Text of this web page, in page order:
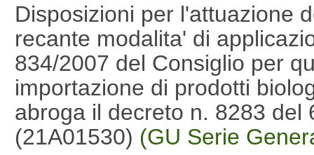
Disposizioni per l'attuazione
recante modalita' di
834/2007 del Consiglio per
importazione di prodotti
abroga il decreto n. 8283 del
(21A01530) (GU Serie